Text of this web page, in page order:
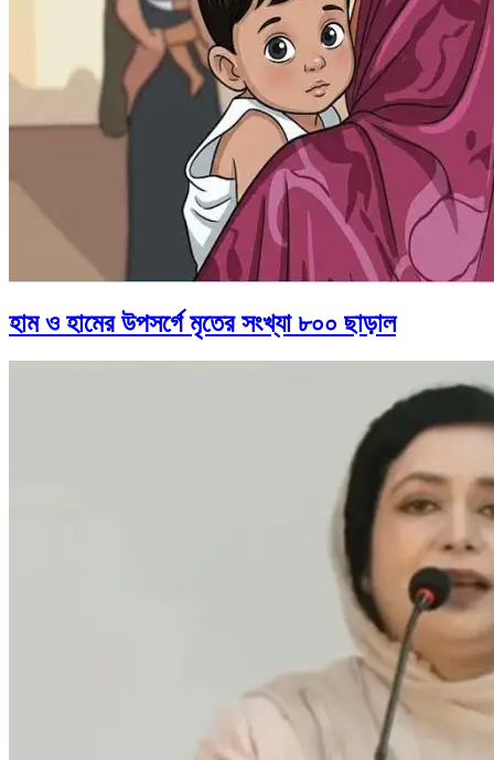
হাম ও হামের উপসর্গে মৃতের সংখ্যা ৮০০ ছাড়াল